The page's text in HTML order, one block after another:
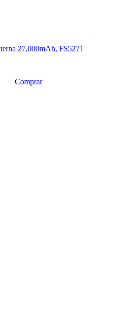
27,000mAh, FS5271
Comprar